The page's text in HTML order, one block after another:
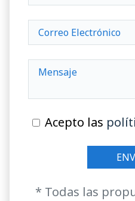
Acepto las
* Todas las